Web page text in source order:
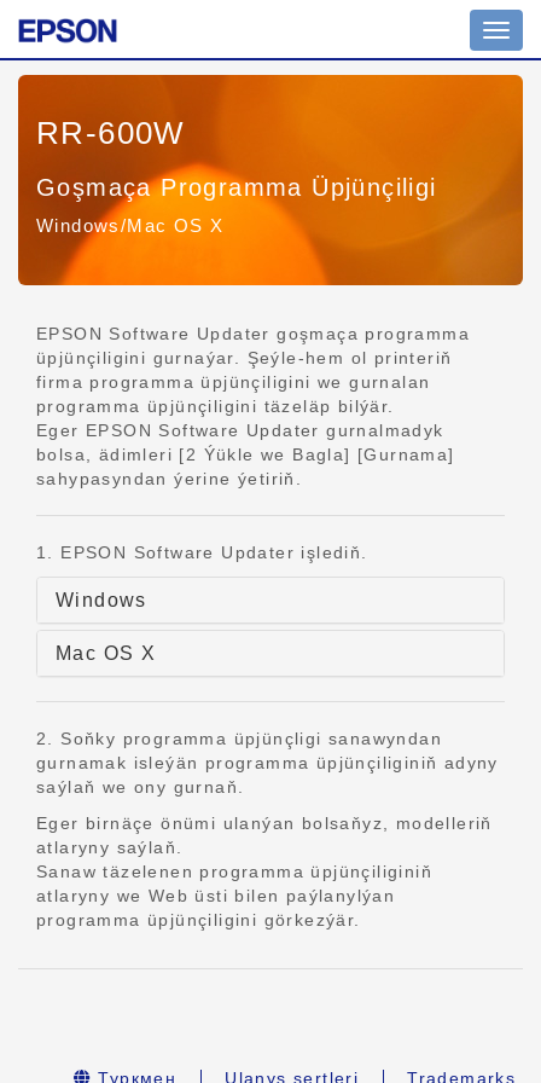
geçir
RR-600W
Goşmaça Programma Üpjünçiligi
Windows/Mac OS X
EPSON Software Updater goşmaça programma
üpjünçiligini gurnaýar. Şeýle-hem ol printeriň
firma programma üpjünçiligini we gurnalan
programma üpjünçiligini täzeläp bilýär.
Eger EPSON Software Updater gurnalmadyk
bolsa, ädimleri [2 Ýükle we Bagla] [Gurnama]
sahypasyndan ýerine ýetiriň.
1. EPSON Software Updater işlediň.
Windows
Mac OS X
2. Soňky programma üpjünçligi sanawyndan
gurnamak isleýän programma üpjünçiliginiň adyny
saýlaň we ony gurnaň.
Eger birnäçe önümi ulanýan bolsaňyz, modelleriň
atlaryny saýlaň.
Sanaw täzelenen programma üpjünçiliginiň
atlaryny we Web üsti bilen paýlanylýan
programma üpjünçiligini görkezýär.
Туркмен Ulanyş şertleri Trademarks